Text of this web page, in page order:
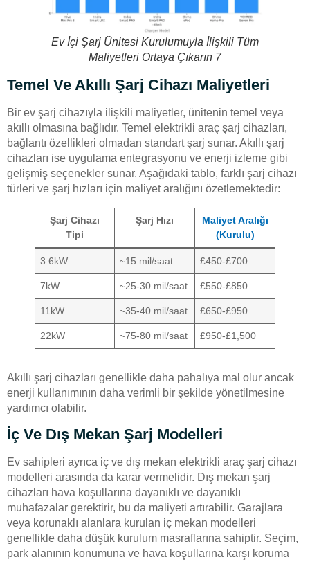
Ev İçi Şarj Ünitesi Kurulumuyla İlişkili Tüm
Maliyetleri Ortaya Çıkarın 7
Temel Ve Akıllı Şarj Cihazı Maliyetleri
Bir ev şarj cihazıyla ilişkili maliyetler, ünitenin temel veya
akıllı olmasına bağlıdır. Temel elektrikli araç şarj cihazları,
bağlantı özellikleri olmadan standart şarj sunar. Akıllı şarj
cihazları ise uygulama entegrasyonu ve enerji izleme gibi
gelişmiş seçenekler sunar. Aşağıdaki tablo, farklı şarj cihazı
türleri ve şarj hızları için maliyet aralığını özetlemektedir:
Şarj Cihazı
Tipi
Şarj Hızı
Maliyet Aralığı
(Kurulu)
3.6kW ~15 mil/saat £450-£700
7kW ~25-30 mil/saat £550-£850
11kW ~35-40 mil/saat £650-£950
22kW ~75-80 mil/saat £950-£1,500
Akıllı şarj cihazları genellikle daha pahalıya mal olur ancak
enerji kullanımının daha verimli bir şekilde yönetilmesine
yardımcı olabilir.
İç Ve Dış Mekan Şarj Modelleri
Ev sahipleri ayrıca iç ve dış mekan elektrikli araç şarj cihazı
modelleri arasında da karar vermelidir. Dış mekan şarj
cihazları hava koşullarına dayanıklı ve dayanıklı
muhafazalar gerektirir, bu da maliyeti artırabilir. Garajlara
veya korunaklı alanlara kurulan iç mekan modelleri
genellikle daha düşük kurulum masraflarına sahiptir. Seçim,
park alanının konumuna ve hava koşullarına karşı koruma